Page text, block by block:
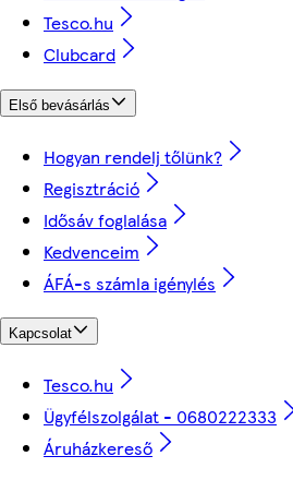
Tesco.hu
Clubcard
Első bevásárlás
Hogyan rendelj tőlünk?
Regisztráció
Idősáv foglalása
Kedvenceim
ÁFÁ-s számla igénylés
Kapcsolat
Tesco.hu
Ügyfélszolgálat - 0680222333
Áruházkereső